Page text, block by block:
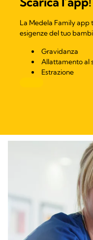
La Medela Family app
esigenze del tuo
Gravidanza
Allattamento al
Estrazione